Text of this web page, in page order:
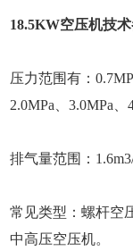
18.5KW空压机技术
压力范围有：
2.0MPa、3.0MPa、
排气量范围：
常见类型：螺杆空
中高压空压机。